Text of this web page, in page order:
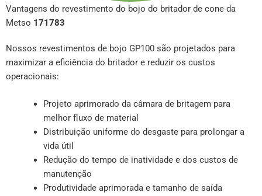
Vantagens do revestimento do bojo do britador de cone da
Metso 171783
Nossos revestimentos de bojo GP100 são projetados para
maximizar a eficiência do britador e reduzir os custos
operacionais:
Projeto aprimorado da câmara de britagem para
melhor fluxo de material
Distribuição uniforme do desgaste para prolongar a
vida útil
Redução do tempo de inatividade e dos custos de
manutenção
Produtividade aprimorada e tamanho de saída